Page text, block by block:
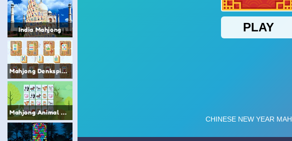
India Mahjong
Mahjong Denkspiele
Mahjong Animal Connect 2